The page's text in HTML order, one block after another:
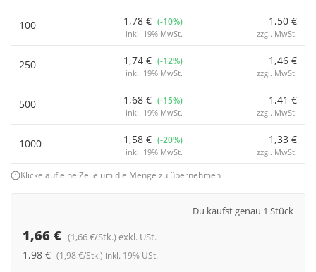
100 1,78 € (-10%)
inkl. 19% MwSt.
1,50 €
zzgl. MwSt.
250 1,74 € (-12%)
inkl. 19% MwSt.
1,46 €
zzgl. MwSt.
500 1,68 € (-15%)
inkl. 19% MwSt.
1,41 €
zzgl. MwSt.
1000 1,58 € (-20%)
inkl. 19% MwSt.
1,33 €
zzgl. MwSt.
Klicke auf eine Zeile um die Menge zu übernehmen
Du kaufst genau 1 Stück
1,66 € (1,66 €/Stk.) exkl. USt.
1,98 € (1,98 €/Stk.) inkl. 19% USt.